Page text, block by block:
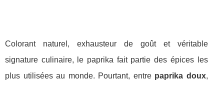
Colorant naturel, exhausteur de goût et véritable
signature culinaire, le paprika fait partie des épices les
plus utilisées au monde. Pourtant, entre paprika doux,